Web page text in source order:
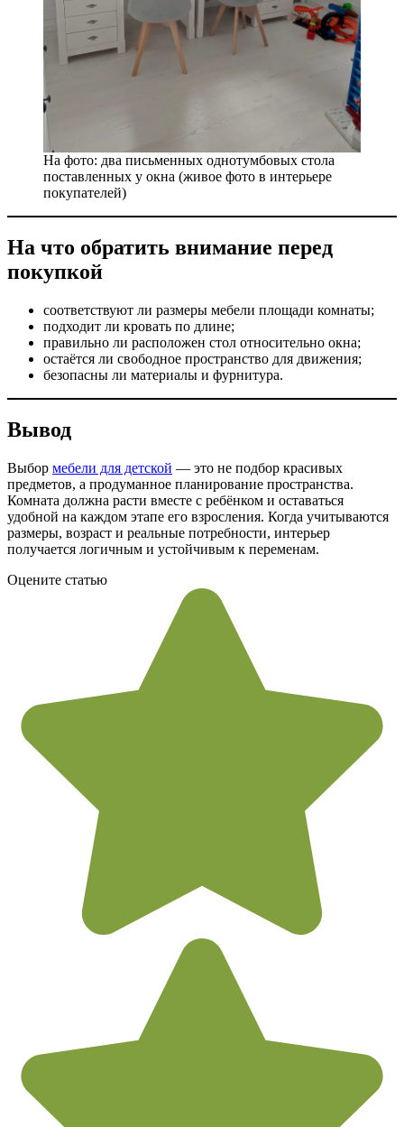
На фото: два письменных однотумбовых стола
поставленных у окна (живое фото в интерьере
покупателей)
На что обратить внимание перед
покупкой
соответствуют ли размеры мебели площади комнаты;
подходит ли кровать по длине;
правильно ли расположен стол относительно окна;
остаётся ли свободное пространство для движения;
безопасны ли материалы и фурнитура.
Вывод
Выбор мебели для детской — это не подбор красивых
предметов, а продуманное планирование пространства.
Комната должна расти вместе с ребёнком и оставаться
удобной на каждом этапе его взросления. Когда учитываются
размеры, возраст и реальные потребности, интерьер
получается логичным и устойчивым к переменам.
Оцените статью